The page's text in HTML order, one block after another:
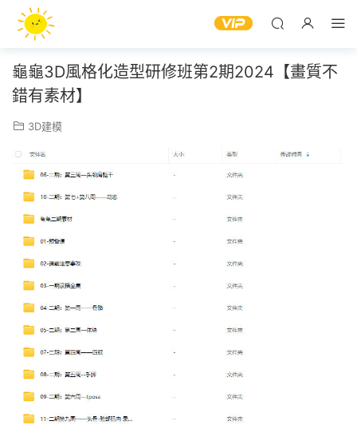
龜龜3D風格化造型研修班第2期2024【畫質不
錯有素材】
3D建模